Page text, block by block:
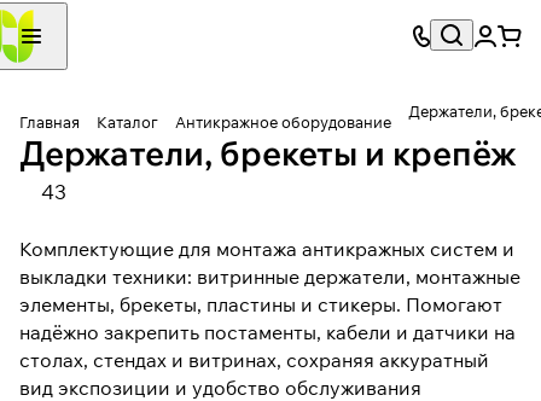
Главная Каталог Антикражное оборудование
Держатели,
Держатели, брекеты и крепёж
43
Комплектующие для монтажа антикражных систем и
выкладки техники: витринные держатели, монтажные
элементы, брекеты, пластины и стикеры. Помогают
надёжно закрепить постаменты, кабели и датчики на
столах, стендах и витринах, сохраняя аккуратный
вид экспозиции и удобство обслуживания